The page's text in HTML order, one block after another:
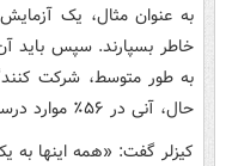
به عنوان مثال، یک
خاطر بسپارند. سپس باید
حال، آنی در ۵۶٪ موارد درست گفت.
کیزلر گفت: «همه اینها